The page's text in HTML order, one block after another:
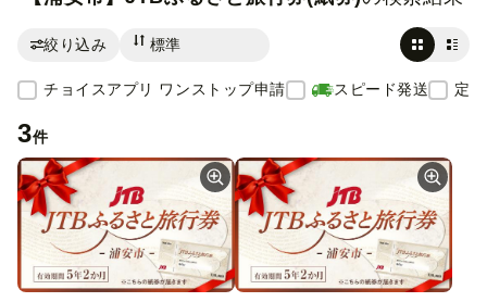
絞り込み
チョイスアプリ ワンストップ申請 スピード発送 定
3件